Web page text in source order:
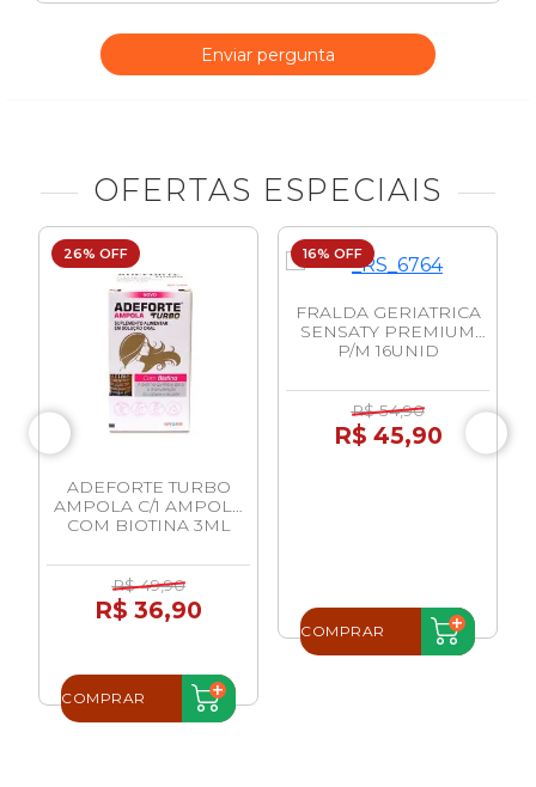
Enviar pergunta
OFERTAS ESPECIAIS
26% OFF
ADEFORTE TURBO
AMPOLA C/1 AMPOLA
COM BIOTINA 3ML
R$ 49,90
R$ 36,90
COMPRAR
16% OFF
FRALDA GERIATRICA
SENSATY PREMIUM
P/M 16UNID
R$ 54,90
R$ 45,90
COMPRAR